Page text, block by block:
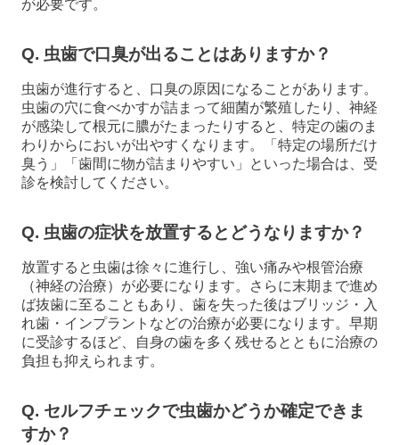
が必要です。
Q. 虫歯で口臭が出ることはありますか？
虫歯が進行すると、口臭の原因になることがあります。
虫歯の穴に食べかすが詰まって細菌が繁殖したり、神経
が感染して根元に膿がたまったりすると、特定の歯のま
わりからにおいが出やすくなります。「特定の場所だけ
臭う」「歯間に物が詰まりやすい」といった場合は、受
診を検討してください。
Q. 虫歯の症状を放置するとどうなりますか？
放置すると虫歯は徐々に進行し、強い痛みや根管治療
（神経の治療）が必要になります。さらに末期まで進め
ば抜歯に至ることもあり、歯を失った後はブリッジ・入
れ歯・インプラントなどの治療が必要になります。早期
に受診するほど、自身の歯を多く残せるとともに治療の
負担も抑えられます。
Q. セルフチェックで虫歯かどうか確定できま
すか？